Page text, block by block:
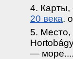
4.
20 века,
5. Место,
—